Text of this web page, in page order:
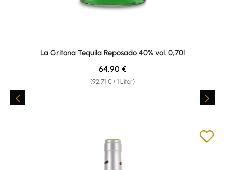
La Gritona Tequila Reposado 40% vol. 0,70l
(92,71 € / 1 Liter)
Regulärer Preis:
64,90 €